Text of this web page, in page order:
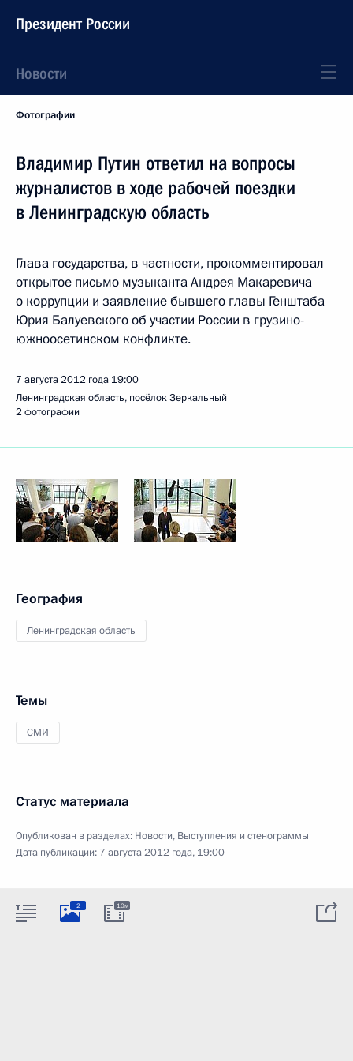
Президент России
Новости
Фотографии
Владимир Путин ответил на вопросы
журналистов в ходе рабочей поездки
в Ленинградскую область
Глава государства, в частности, прокомментировал
открытое письмо музыканта Андрея Макаревича
о коррупции и заявление бывшего главы Генштаба
Юрия Балуевского об участии России в грузино-
южноосетинском конфликте.
7 августа 2012 года 19:00
Ленинградская область, посёлок Зеркальный
2 фотографии
География
Ленинградская область
Темы
СМИ
Статус материала
Опубликован в разделах: Новости, Выступления и стенограммы
Дата публикации: 7 августа 2012 года, 19:00
2 10м